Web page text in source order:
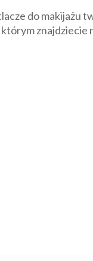
do makijażu
znajdziecie